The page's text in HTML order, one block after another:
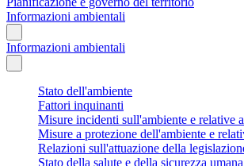
Informazioni ambientali
Informazioni ambientali
Stato dell'ambiente
Fattori inquinanti
Misure incidenti sull'ambiente e relative
Misure a protezione dell'ambiente e
Relazioni sull'attuazione della
Stato della salute e della sicurezza umana